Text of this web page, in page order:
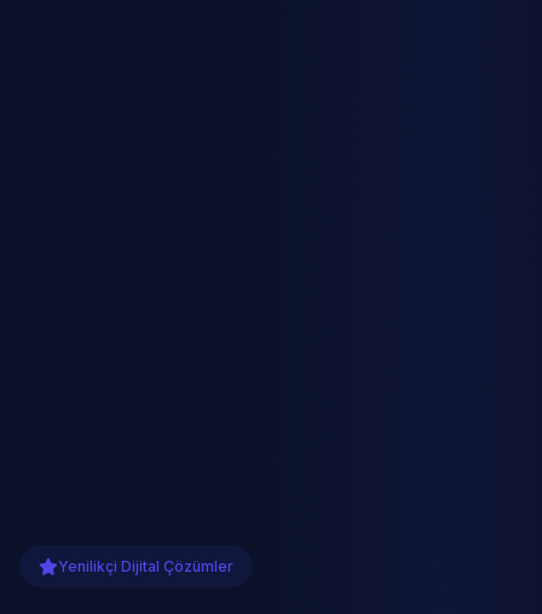
Yenilikçi Dijital Çözümler